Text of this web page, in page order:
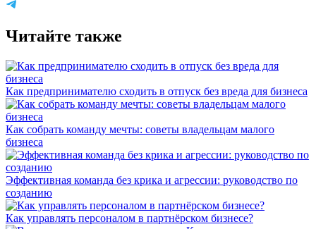
Читайте также
Как предпринимателю сходить в отпуск без вреда для бизнеса
Как собрать команду мечты: советы владельцам малого
бизнеса
Эффективная команда без крика и агрессии: руководство по
созданию
Как управлять персоналом в партнёрском бизнесе?